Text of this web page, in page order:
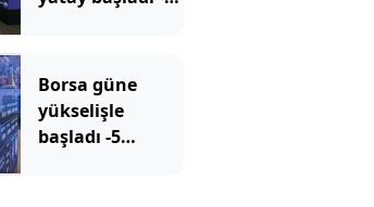
Borsa güne
yükselişle
başladı -5